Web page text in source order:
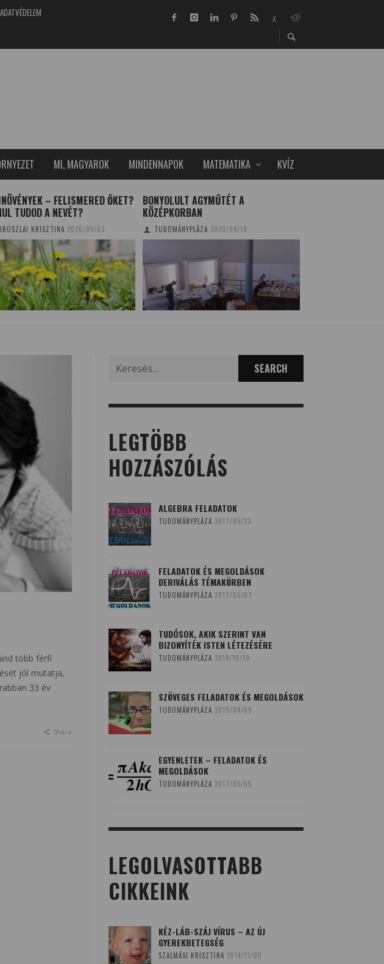
MI, MAGYAROK MINDENNAPOK MATEMATIKA KVÍZ
– FELISMERED ŐKET?
TUDOD A NEVÉT?
KRISZTINA 2026/05/03
BONYOLULT AGYMŰTÉT A
KÖZÉPKORBAN
TUDOMÁNYPLÁZA 2020/04/19
több férfi
jól mutatja,
33 év
Share
for:
LEGTÖBB
HOZZÁSZÓLÁS
ALGEBRA FELADATOK
TUDOMÁNYPLÁZA 2017/05/23
FELADATOK ÉS MEGOLDÁSOK
DERIVÁLÁS TÉMAKÖRBEN
TUDOMÁNYPLÁZA 2017/05/07
TUDÓSOK, AKIK SZERINT VAN
BIZONYÍTÉK ISTEN LÉTEZÉSÉRE
TUDOMÁNYPLÁZA 2014/10/19
SZÖVEGES FELADATOK ÉS MEGOLDÁSOK
TUDOMÁNYPLÁZA 2019/04/09
EGYENLETEK – FELADATOK ÉS
MEGOLDÁSOK
TUDOMÁNYPLÁZA 2017/05/05
LEGOLVASOTTABB
CIKKEINK
KÉZ-LÁB-SZÁJ VÍRUS – AZ ÚJ
GYEREKBETEGSÉG
SZALMÁSI KRISZTINA 2014/11/05